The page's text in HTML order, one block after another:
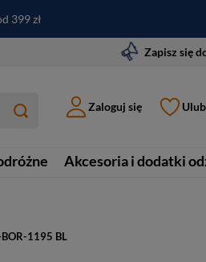
399 zł
Zapisz się
Zaloguj się
Akcesoria i dodatki
1195 BL